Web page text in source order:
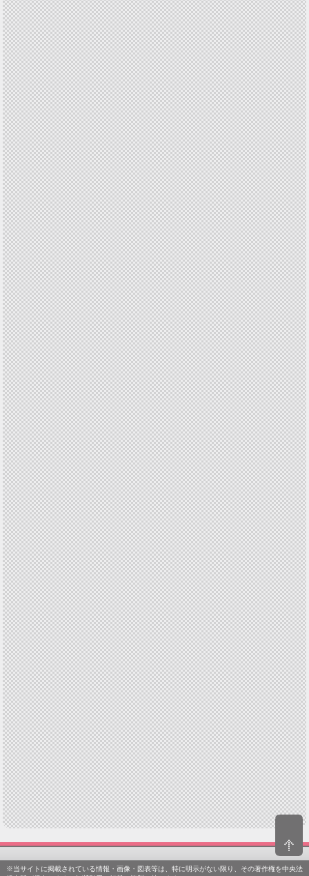
※当サイトに掲載されている情報・画像・図表等は、特に明示がない限り、その著作権を中央法